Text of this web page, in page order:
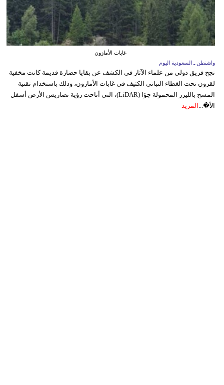
غابات الأمازون
واشنطن ـ السعودية اليوم
نجح فريق دولي من علماء الآثار في الكشف عن بقايا حضارة قديمة كانت مخفية
لقرون تحت الغطاء النباتي الكثيف في غابات الأمازون، وذلك باستخدام تقنية
المسح بالليزر المحمولة جوًا (LiDAR)، التي أتاحت رؤية تضاريس الأرض أسفل
الأ�... المزيد